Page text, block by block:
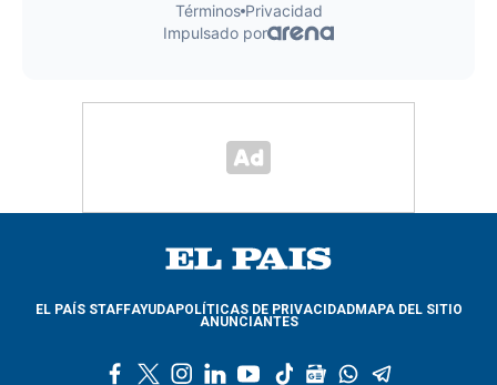
EL PAÍS STAFFAYUDAPOLÍTICAS DE PRIVACIDADMAPA DEL SITIO
ANUNCIANTES
l
y
t
g
w